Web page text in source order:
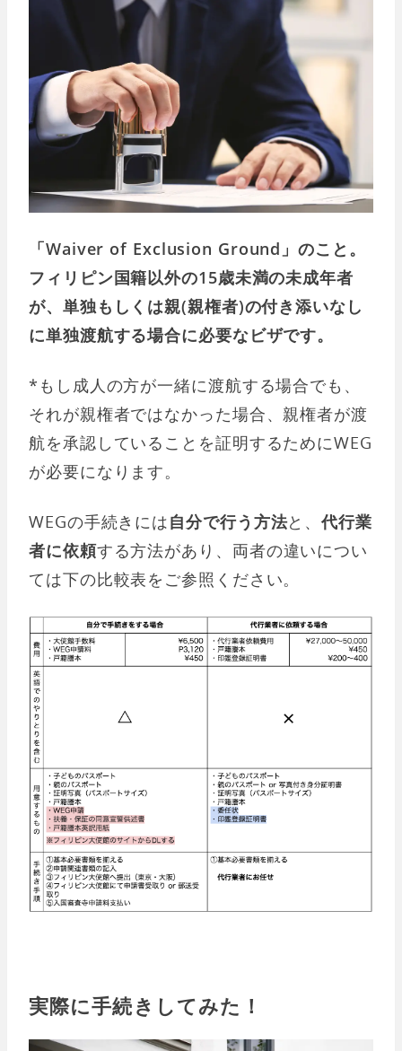
「Waiver of Exclusion Ground」のこと。
フィリピン国籍以外の15歳未満の未成年者
が、単独もしくは親(親権者)の付き添いなし
に単独渡航する場合に必要なビザです。
*もし成人の方が一緒に渡航する場合でも、
それが親権者ではなかった場合、親権者が渡
航を承認していることを証明するためにWEG
が必要になります。
WEGの手続きには自分で行う方法と、代行業
者に依頼する方法があり、両者の違いについ
ては下の比較表をご参照ください。
実際に手続きしてみた！